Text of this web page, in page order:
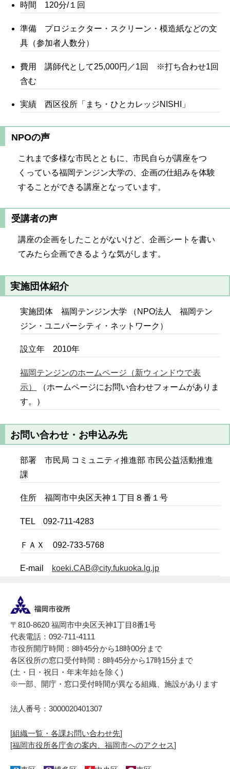
時間 120分/１回
準備 プロジェクター・スクリーン・模造紙などの文
具（参加者人数分）
費用 講師代として25,000円／1回 ※打ち合わせ1回
含む
実績 西区役所「まち・ひとカレッジNISHI」
NPOの声
これまで多様な市民とともに、市民自らが講座をつ
くっている福岡テンジン大学の、企画の仕組みを体験
することができる講座となっています。
受講者の声
講座の企画をしたことがないけど、企画シートを書い
てみたら企画できるような気がします。
実施団体紹介
実施団体 福岡テンジン大学 （NPO法人 福岡テン
ジン・ユニバーシティ・ネットワーク）
設立年 2010年
福岡テンジンのホームページ（新ウィンドウで表
示）
（ホームページにお問い合わせフォームがありま
す。）
お問い合わせ・お申込み先
部署 市民局 コミュニティ推進部 市民公益活動推進
課
住所 福岡市中央区天神１丁目８番１号
TEL 092-711-4283
ＦＡＸ 092-733-5768
E-mail koeki.CAB@city.fukuoka.lg.jp
〒810-8620 福岡市中央区天神1丁目8番1号
代表電話：092-711-4111
市役所開庁時間：8時45分から18時00分まで
各区役所の窓口受付時間：8時45分から17時15分まで
(土・日・祝日・年末年始を除く)
※一部、開庁・窓口受付時間が異なる組織、施設があります
法人番号：3000020401307
[組織一覧・各課お問い合わせ先]
[福岡市役所各庁舎の案内、福岡市へのアクセス]